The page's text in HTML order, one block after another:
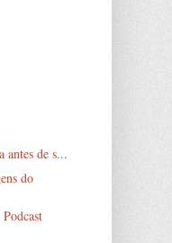
antes de s...
do